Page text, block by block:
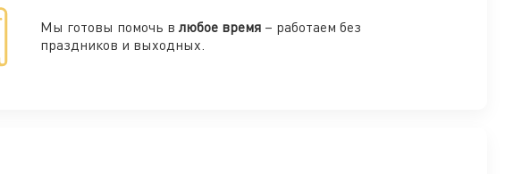
Мы готовы помочь в любое время – работаем без
праздников и выходных.